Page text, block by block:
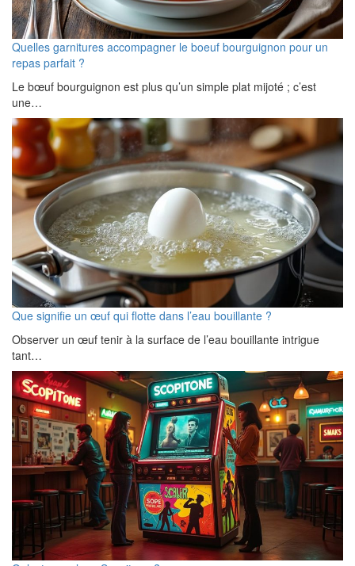
Quelles garnitures accompagner le boeuf bourguignon pour un
repas parfait ?
Le bœuf bourguignon est plus qu’un simple plat mijoté ; c’est
une…
Que signifie un œuf qui flotte dans l’eau bouillante ?
Observer un œuf tenir à la surface de l’eau bouillante intrigue
tant…